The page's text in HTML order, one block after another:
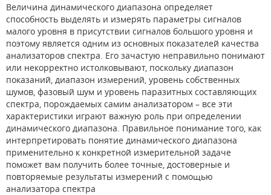
Величина динамического диапазона определяет
способность выделять и измерять параметры сигналов
малого уровня в присутствии сигналов большого уровня и
поэтому является одним из основных показателей качества
анализаторов спектра. Его зачастую неправильно понимают
или некорректно истолковывают, поскольку диапазон
показаний, диапазон измерений, уровень собственных
шумов, фазовый шум и уровень паразитных составляющих
спектра, порождаемых самим анализатором – все эти
характеристики играют важную роль при определении
динамического диапазона. Правильное понимание того, как
интерпретировать понятие динамического диапазона
применительно к конкретной измерительной задаче
поможет вам получить более точные, достоверные и
повторяемые результаты измерений с помощью
анализатора спектра